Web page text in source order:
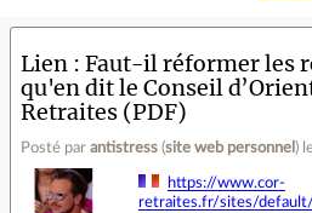
Lien
Faut-il réformer les
qu'en dit le Conseil
Retraites (PDF)
Posté par antistress (site web personnel )
https://www.cor-
retraites.fr/sites/